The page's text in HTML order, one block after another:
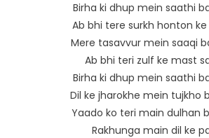
Birha ki dhup mein saathi
Ab bhi tere surkh honton
Mere tasavvur mein saaqi
Ab bhi teri zulf ke mast
Birha ki dhup mein saathi
Dil ke jharokhe mein tujkho
Yaado ko teri main dulhan
Rakhunga main dil ke